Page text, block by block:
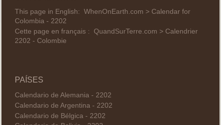
This page in English: WhenOnEarth.com > Calendar for
Colombia - 2202
Cette page en français : QuandSurTerre.com > Calendrier
2202 - Colombie
PAÍSES
Calendario de Alemania - 2202
Calendario de Argentina - 2202
Calendario de Bélgica - 2202